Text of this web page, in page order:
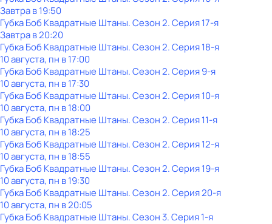
Завтра в 19:50
Губка Боб Квадратные Штаны. Сезон 2. Серия 17-я
Завтра в 20:20
Губка Боб Квадратные Штаны. Сезон 2. Серия 18-я
10 августа, пн в 17:00
Губка Боб Квадратные Штаны. Сезон 2. Серия 9-я
10 августа, пн в 17:30
Губка Боб Квадратные Штаны. Сезон 2. Серия 10-я
10 августа, пн в 18:00
Губка Боб Квадратные Штаны. Сезон 2. Серия 11-я
10 августа, пн в 18:25
Губка Боб Квадратные Штаны. Сезон 2. Серия 12-я
10 августа, пн в 18:55
Губка Боб Квадратные Штаны. Сезон 2. Серия 19-я
10 августа, пн в 19:30
Губка Боб Квадратные Штаны. Сезон 2. Серия 20-я
10 августа, пн в 20:05
Губка Боб Квадратные Штаны. Сезон 3. Серия 1-я